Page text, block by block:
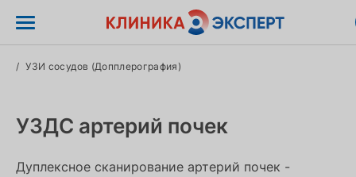
/ УЗИ сосудов (Допплерография)
УЗДС артерий почек
Дуплексное сканирование артерий почек -